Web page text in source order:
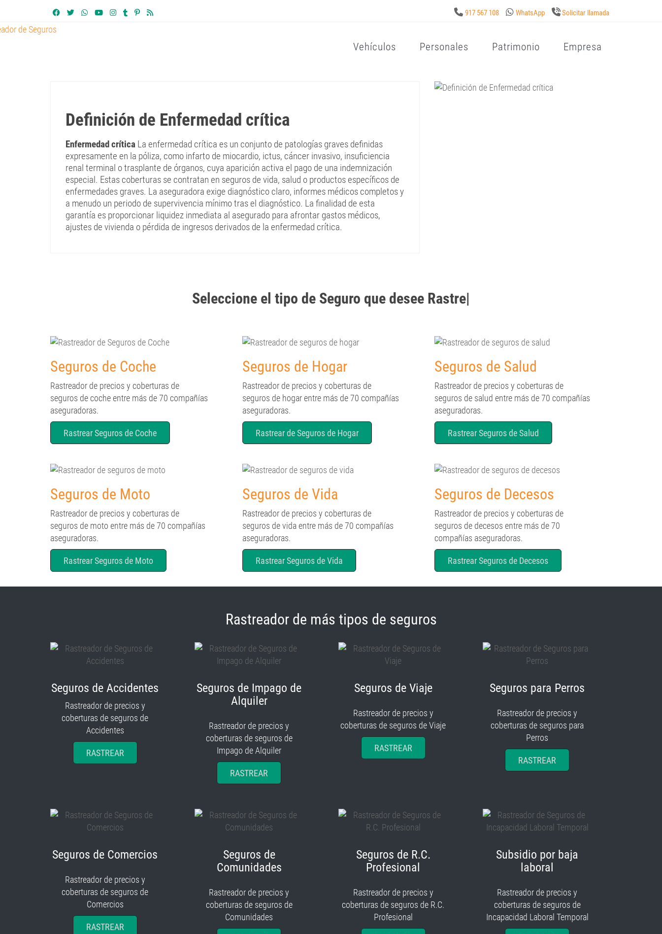
917 567 108 WhatsApp Solicitar llamada
Vehículos Personales Patrimonio Empresa
Definición de Enfermedad crítica
Enfermedad crítica La enfermedad crítica es un conjunto de patologías graves definidas
expresamente en la póliza, como infarto de miocardio, ictus, cáncer invasivo, insuficiencia
renal terminal o trasplante de órganos, cuya aparición activa el pago de una indemnización
especial. Estas coberturas se contratan en seguros de vida, salud o productos específicos de
enfermedades graves. La aseguradora exige diagnóstico claro, informes médicos completos y
a menudo un periodo de supervivencia mínimo tras el diagnóstico. La finalidad de esta
garantía es proporcionar liquidez inmediata al asegurado para afrontar gastos médicos,
ajustes de vivienda o pérdida de ingresos derivados de la enfermedad crítica.
Seleccione el tipo de Seguro que desee Rastrear
Seguros de Coche
Rastreador de precios y coberturas de
seguros de coche entre más de 70 compañías
aseguradoras.
Rastrear Seguros de Coche
Seguros de Hogar
Rastreador de precios y coberturas de
seguros de hogar entre más de 70 compañías
aseguradoras.
Rastrear de Seguros de Hogar
Seguros de Salud
Rastreador de precios y coberturas de
seguros de salud entre más de 70 compañías
aseguradoras.
Rastrear Seguros de Salud
Seguros de Moto
Rastreador de precios y coberturas de
seguros de moto entre más de 70 compañías
aseguradoras.
Rastrear Seguros de Moto
Seguros de Vida
Rastreador de precios y coberturas de
seguros de vida entre más de 70 compañías
aseguradoras.
Rastrear Seguros de Vida
Seguros de Decesos
Rastreador de precios y coberturas de
seguros de decesos entre más de 70
compañías aseguradoras.
Rastrear Seguros de Decesos
Rastreador de más tipos de seguros
Seguros de Accidentes
Rastreador de precios y
coberturas de seguros de
Accidentes
RASTREAR
Seguros de Impago de
Alquiler
Rastreador de precios y
coberturas de seguros de
Impago de Alquiler
RASTREAR
Seguros de Viaje
Rastreador de precios y
coberturas de seguros de Viaje
RASTREAR
Seguros para Perros
Rastreador de precios y
coberturas de seguros para
Perros
RASTREAR
Seguros de Comercios
Rastreador de precios y
coberturas de seguros de
Comercios
RASTREAR
Seguros de
Comunidades
Rastreador de precios y
coberturas de seguros de
Comunidades
Seguros de R.C.
Profesional
Rastreador de precios y
coberturas de seguros de R.C.
Profesional
Subsidio por baja
laboral
Rastreador de precios y
coberturas de seguros de
Incapacidad Laboral Temporal